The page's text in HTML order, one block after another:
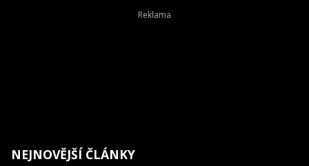
NEJNOVĚJŠÍ ČLÁNKY